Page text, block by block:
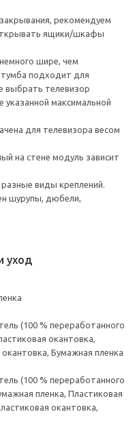
рекомендуем
ящики/шкафы
шире, чем
тумба подходит для
выбрать телевизор
указанной максимальной
для телевизора весом
на стене модуль зависит
виды креплений.
шурупы, дюбели,
уход
(100 % переработанного
окантовка,
Бумажная пленка
(100 % переработанного
пленка, Пластиковая
окантовка,